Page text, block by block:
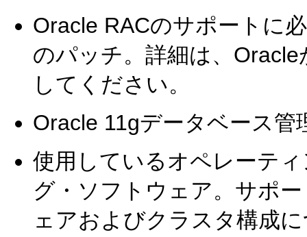
Oracle RACのサポートに
のパッチ。詳細は、
してください。
Oracle 11gデータベース管
使用しているオペレーテ
グ・ソフトウェア。サポ
ェアおよびクラスタ構成